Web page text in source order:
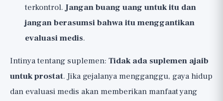
terkontrol.Jangan buang uang untuk itu dan
jangan berasumsi bahwa itu menggantikan
evaluasi medis.
Intinya tentang suplemen: Tidak ada suplemen ajaib
untuk prostat. Jika gejalanya mengganggu, gaya hidup
dan evaluasi medis akan memberikan manfaat yang